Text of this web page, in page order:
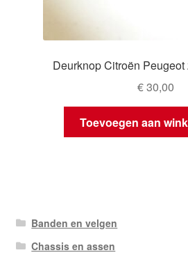
Deurknop Citroën
€30,00
Toevoegen aan
Banden en velgen
Chassis en assen